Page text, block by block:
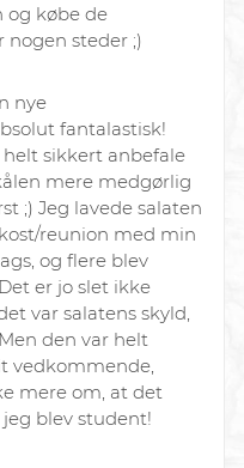
og købe de
steder ;)
nye
fantalastisk!
sikkert anbefale
mere medgørlig
;) Jeg lavede salaten
reunion med min
og flere blev
er jo slet ikke
var salatens skyld,
den var helt
vedkommende,
mere om, at det
blev student!